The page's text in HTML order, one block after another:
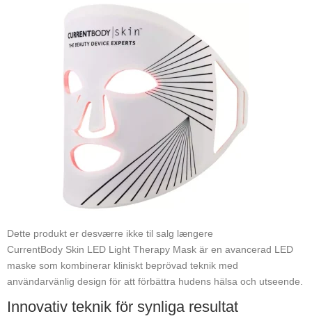
Dette produkt er desværre ikke til salg længere
CurrentBody Skin LED Light Therapy Mask är en avancerad LED
maske som kombinerar kliniskt beprövad teknik med
användarvänlig design för att förbättra hudens hälsa och utseende.
Innovativ teknik för synliga resultat